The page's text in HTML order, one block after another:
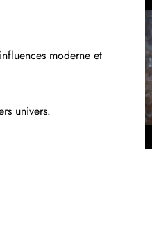
moderne et
univers.